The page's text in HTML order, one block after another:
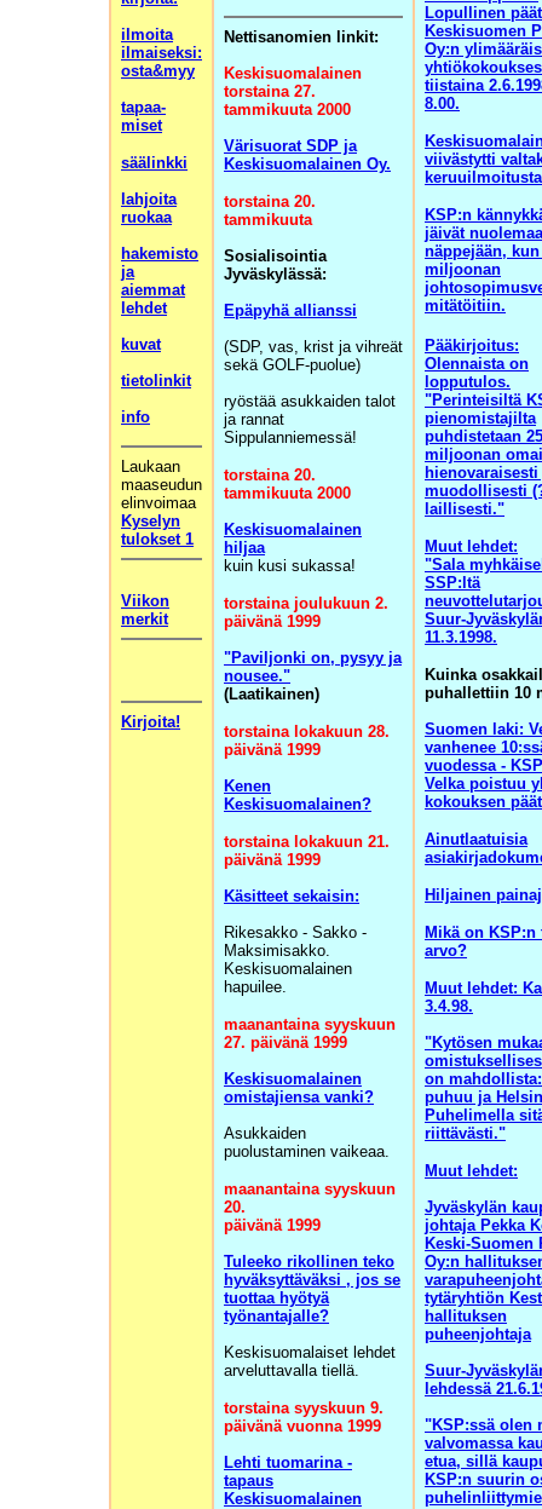
ilmoita
ilmaiseksi:
osta&myy
tapaa-
miset
säälinkki
lahjoita
ruokaa
hakemisto
ja
aiemmat
lehdet
kuvat
tietolinkit
info
Laukaan
maaseudun
elinvoimaa
Kyselyn
tulokset 1
Viikon
merkit
Kirjoita!
Nettisanomien linkit:
Keskisuomalainen
torstaina 27.
tammikuuta 2000
Värisuorat SDP ja
Keskisuomalainen Oy.
torstaina 20.
tammikuuta
Sosialisointia
Jyväskylässä:
Epäpyhä allianssi
(SDP, vas, krist ja vihreät
sekä GOLF-puolue)
ryöstää asukkaiden talot
ja rannat
Sippulanniemessä!
torstaina 20.
tammikuuta 2000
Keskisuomalainen
hiljaa
kuin kusi sukassa!
torstaina joulukuun 2.
päivänä 1999
"Paviljonki on, pysyy ja
nousee."
(Laatikainen)
torstaina lokakuun 28.
päivänä 1999
Kenen
Keskisuomalainen?
torstaina lokakuun 21.
päivänä 1999
Käsitteet sekaisin:
Rikesakko - Sakko -
Maksimisakko.
Keskisuomalainen
hapuilee.
maanantaina syyskuun
27. päivänä 1999
Keskisuomalainen
omistajiensa vanki?
Asukkaiden
puolustaminen vaikeaa.
maanantaina syyskuun
20.
päivänä 1999
Tuleeko rikollinen teko
hyväksyttäväksi , jos se
tuottaa hyötyä
työnantajalle?
Keskisuomalaiset lehdet
arveluttavalla tiellä.
torstaina syyskuun 9.
päivänä vuonna 1999
Lehti tuomarina -
tapaus
Keskisuomalainen
Lopullinen
Keskisuomen
Oy:n
tiistaina
8.00.
viivästytti
KSP:n
jäivät
näppejään, kun
miljoonan
mitätöitiin.
Pääkirjoitus:
Olennaista on
lopputulos.
"Perinteisiltä
pienomistajilta
puhdistetaan
miljoonan
hienovaraisesti
muodollisesti
laillisesti."
Muut lehdet:
"Sala
SSP:ltä
Suur-
11.3.1998.
Kuinka
puhallettiin 10
Suomen laki:
vanhenee
vuodessa -
Velka poistuu
kokouksen
Ainutlaatuisia
Hiljainen
Mikä on
arvo?
Muut lehdet:
3.4.98.
"Kytösen
on
puhuu ja
Puhelimella
riittävästi."
Muut lehdet:
Jyväskylän
johtaja Pekka
Keski-Suomen
Oy:n
tytäryhtiön
hallituksen
puheenjohtaja
Suur-
lehdessä
"KSP:ssä olen
valvomassa
etua, sillä
KSP:n suurin